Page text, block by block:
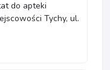
do apteki
Tychy, ul.